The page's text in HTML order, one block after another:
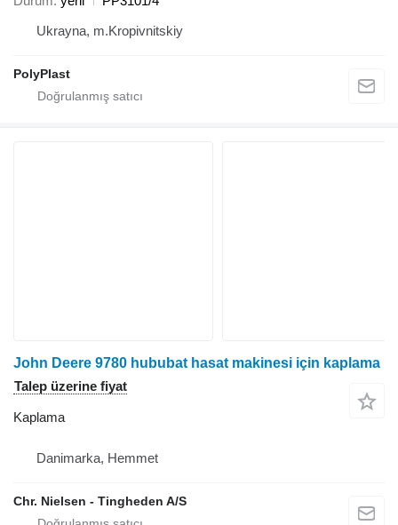
Ukrayna, m.Kropivnitskiy
PolyPlast
John Deere 9780 hububat hasat makinesi için kaplama
Talep üzerine fiyat
Kaplama
Danimarka, Hemmet
Chr. Nielsen - Tingheden A/S